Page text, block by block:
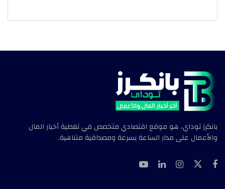
بانكرز توداي، هو موقع اقتصادي متخصص في تغطية أخبار المال
والأعمال على مدار الساعة بسرعة ومصداقية متناهية.